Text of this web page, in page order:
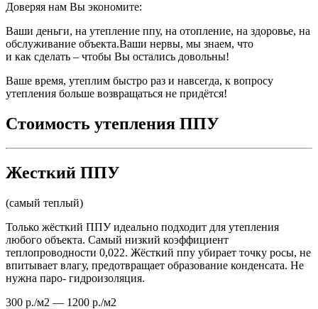
Доверяя нам Вы экономите:
Ваши деньги, на утепление ппу, на отопление, на здоровье, на
обслуживание объекта.Ваши нервы, мы знаем, что
и как сделать – чтобы Вы остались довольны!
Ваше время, утеплим быстро раз и навсегда, к вопросу
утепления больше возвращаться не придётся!
Стоимость утепления ППУ
Жесткий ППУ
(самый теплый)
Только жёсткий ППУ идеально подходит для утепления
любого объекта. Самый низкий коэффициент
теплопроводности 0,022. Жёсткий ппу убирает точку росы, не
впитывает влагу, предотвращает образование конденсата. Не
нужна паро- гидроизоляция.
300 р./м2 — 1200 р./м2